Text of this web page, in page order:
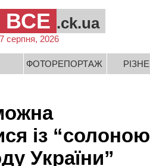
ВСЕ .ck.ua
серпня, 2026
ФОТОРЕПОРТАЖ РІЗНЕ
із “солоною
України”